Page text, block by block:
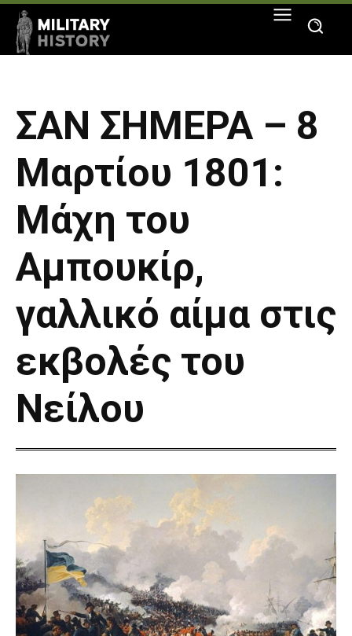
ΣΑΝ ΣΗΜΕΡΑ – 8
Μαρτίου 1801:
Μάχη του
Αμπουκίρ,
γαλλικό αίμα στις
εκβολές του
Νείλου